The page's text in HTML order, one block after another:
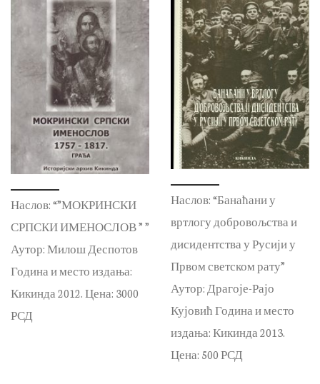
Наслов: “”МОКРИНСКИ
СРПСКИ ИМЕНОСЛОВ ” ”
Аутор: Милош Деспотов
Година и место издања:
Кикинда 2012. Цена: 3000
РСД
Наслов: “Банаћани у
вртлогу добровољства и
дисидентства у Русији у
Првом светском рату”
Аутор: Драгоје-Рајо
Кујовић Година и место
издања: Кикинда 2013.
Цена: 500 РСД